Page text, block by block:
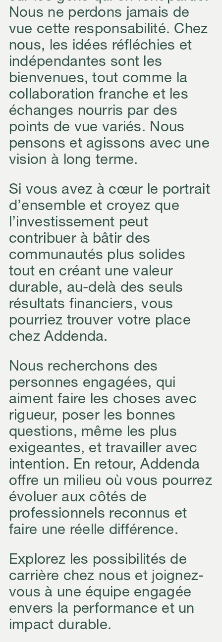
Nous ne perdons jamais de
vue cette responsabilité. Chez
nous, les idées réfléchies et
indépendantes sont les
bienvenues, tout comme la
collaboration franche et les
échanges nourris par des
points de vue variés. Nous
pensons et agissons avec une
vision à long terme.
Si vous avez à cœur le portrait
d’ensemble et croyez que
l’investissement peut
contribuer à bâtir des
communautés plus solides
tout en créant une valeur
durable, au-delà des seuls
résultats financiers, vous
pourriez trouver votre place
chez Addenda.
Nous recherchons des
personnes engagées, qui
aiment faire les choses avec
rigueur, poser les bonnes
questions, même les plus
exigeantes, et travailler avec
intention. En retour, Addenda
offre un milieu où vous pourrez
évoluer aux côtés de
professionnels reconnus et
faire une réelle différence.
Explorez les possibilités de
carrière chez nous et joignez-
vous à une équipe engagée
envers la performance et un
impact durable.